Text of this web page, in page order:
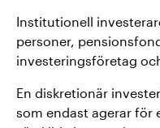
Institutionell
personer,
investeringsföretag
En diskretionär
som endast agerar för